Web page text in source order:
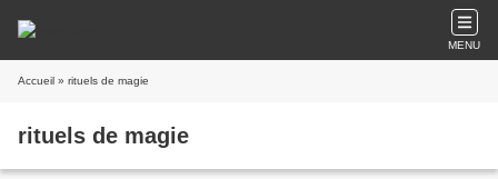
MENU
Accueil » rituels de magie
rituels de magie